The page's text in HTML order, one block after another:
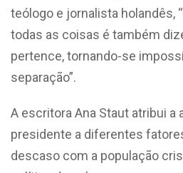
teólogo e jornalista holandês,
todas as coisas é também
pertence, tornando-se
separação”.
A escritora Ana Staut atribui a
presidente a diferentes
descaso com a população